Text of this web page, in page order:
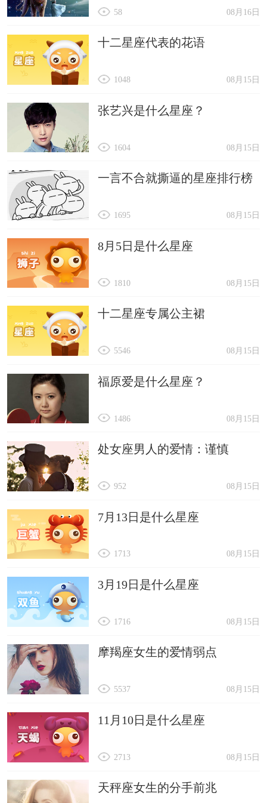
08月16日
58
十二星座代表的花语
08月15日
1048
张艺兴是什么星座？
08月15日
1604
一言不合就撕逼的星座排行榜
08月15日
1695
8月5日是什么星座
08月15日
1810
十二星座专属公主裙
08月15日
5546
福原爱是什么星座？
08月15日
1486
处女座男人的爱情：谨慎
08月15日
952
7月13日是什么星座
08月15日
1713
3月19日是什么星座
08月15日
1716
摩羯座女生的爱情弱点
08月15日
5537
11月10日是什么星座
08月15日
2713
天秤座女生的分手前兆